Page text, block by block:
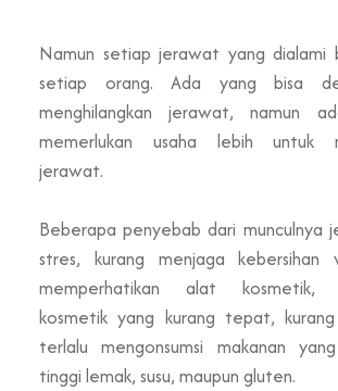
Namun setiap jerawat yang dialami
setiap orang. Ada yang bisa
menghilangkan jerawat, namun
memerlukan usaha lebih untuk
jerawat.
Beberapa penyebab dari munculnya
stres, kurang menjaga kebersihan
memperhatikan alat kosmetik,
kosmetik yang kurang tepat,
terlalu mengonsumsi makanan
tinggi lemak, susu, maupun gluten.